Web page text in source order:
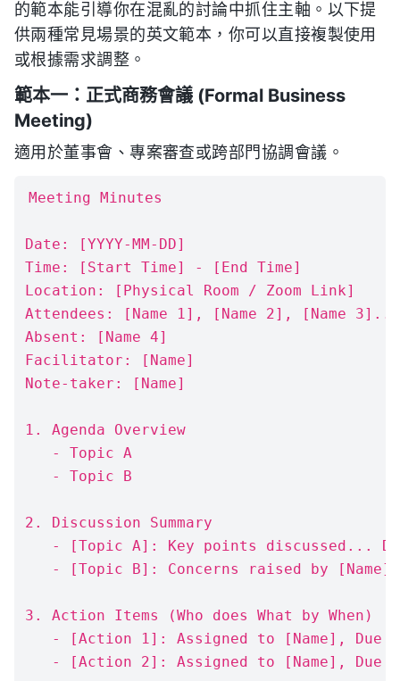
的範本能引導你在混亂的討論中抓住主軸。以下提
供兩種常見場景的英文範本，你可以直接複製使用
或根據需求調整。
範本一：正式商務會議 (Formal Business
Meeting)
適用於董事會、專案審查或跨部門協調會議。
Meeting Minutes
Date: [YYYY-MM-DD]
Time: [Start Time] - [End Time]
Location: [Physical Room / Zoom Link]
Attendees: [Name 1], [Name 2], [Name
Absent: [Name 4]
Facilitator: [Name]
Note-taker: [Name]
1. Agenda Overview
   - Topic A
   - Topic B
2. Discussion Summary
- [Topic A]: Key points discussed...
- [Topic B]: Concerns raised by
3. Action Items (Who does What by When)
- [Action 1]: Assigned to [Name], Due
- [Action 2]: Assigned to [Name], Due